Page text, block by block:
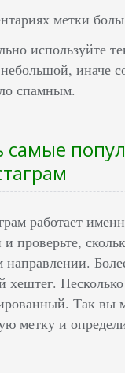
метки
используйте
иначе
спамным.
самые
работает
проверьте,
направлении.
хештег.
Так вы
метку и